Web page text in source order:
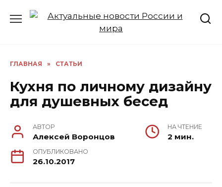
ГЛАВНАЯ » СТАТЬИ
Кухня по личному дизайну
для душевных бесед
АВТОР
Алексей Воронцов
НА ЧТЕНИЕ
2 мин.
ОПУБЛИКОВАНО
26.10.2017